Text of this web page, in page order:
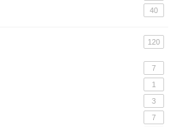
40
120
7
1
3
7